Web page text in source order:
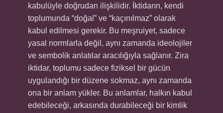
kabulüyle doğrudan ilişkilidir. İktidarın, kendi
toplumunda “doğal” ve “kaçınılmaz” olarak
kabul edilmesi gerekir. Bu meşruiyet, sadece
yasal normlarla değil, aynı zamanda ideolojiler
ve sembolik anlatılar aracılığıyla sağlanır. Zira
iktidar, toplumu sadece fiziksel bir gücün
uygulandığı bir düzene sokmaz, aynı zamanda
ona bir anlam yükler. Bu anlamlar, halkın kabul
edebileceği, arkasında durabileceği bir kimlik